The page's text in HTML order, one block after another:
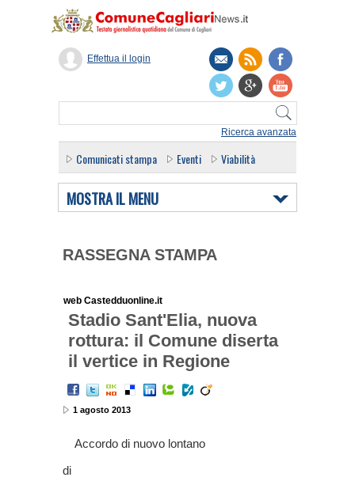
Ricerca avanzata
Effettua il login
Comunicati stampa Eventi Viabilità
MOSTRA IL MENU
RASSEGNA STAMPA
web Castedduonline.it
Stadio Sant'Elia, nuova
rottura: il Comune diserta
il vertice in Regione
1 agosto 2013
Accordo di nuovo lontano
di